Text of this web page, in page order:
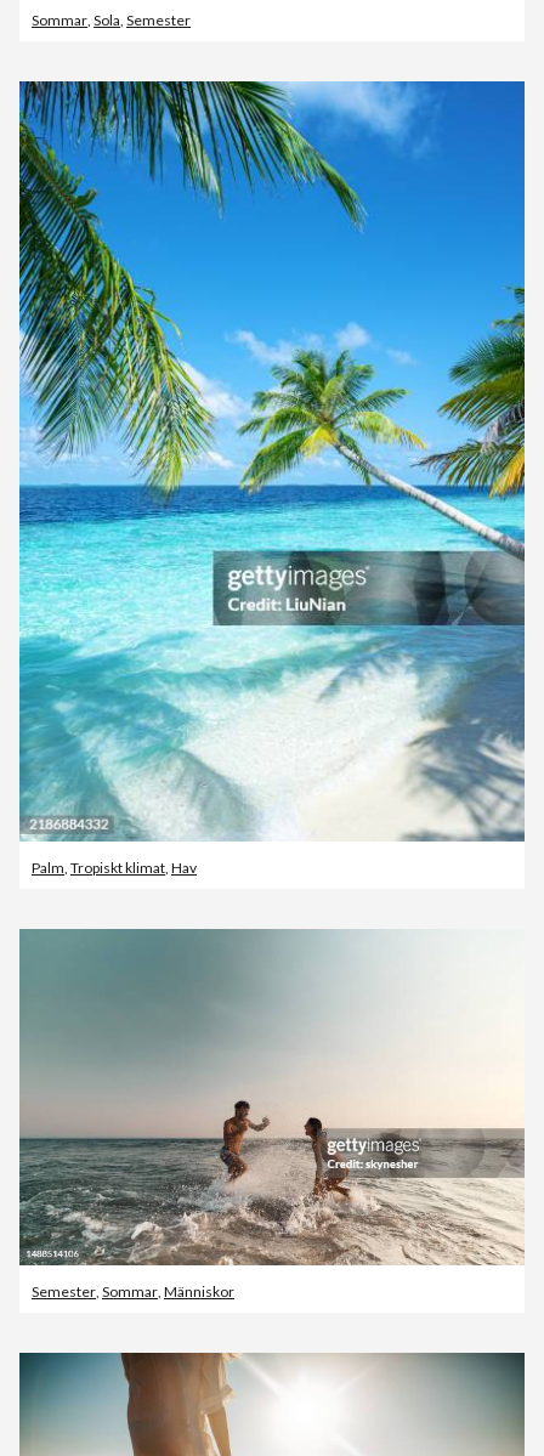
Sommar, Sola, Semester
Palm Tropiskt klimat Hav
Semester, Sommar, Människor